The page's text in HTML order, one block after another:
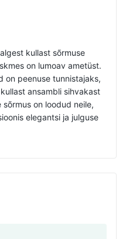
kullast sõrmuse
on lumoav ametüst.
on peenuse tunnistajaks,
ansambli sihvakast
on loodud neile,
elegantsi ja julguse